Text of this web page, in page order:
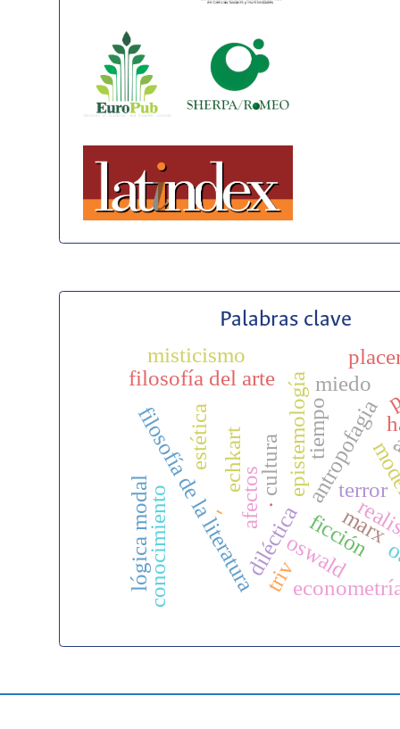
Palabras clave
.
epistemología
estética
ficción
filosofía de la literatura
filosofía del arte
antropofagia
cultura
diléctica marx
oswald
afectos
miedo
terror
conocimiento
misticismo
echkart tiempo
lógica modal triv
-